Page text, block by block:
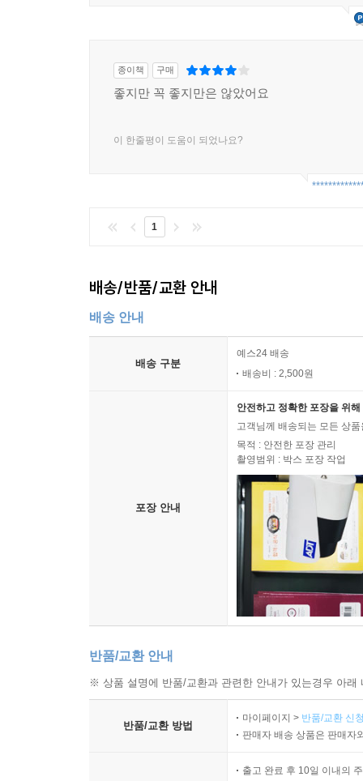
종이책 구매
좋지만 꼭 좋지만은 않았어요
이 한줄평이 도움이 되었나요?
1
배송/반품/교환 안내
배송 안내
배송 구분
예스24 배송
배송비 : 2,500원
포장 안내
안전하고 정확한 포장을 위
고객님께 배송되는 모든 상
목적 : 안전한 포장 관리
촬영범위 : 박스 포장 작업
반품/교환 안내
※ 상품 설명에 반품/교환과 관련한 안내가 있는경우 아
반품/교환 방법
마이페이지 > 반품/교환 신
판매자 배송 상품은 판매자
출고 완료 후 10일 이내의